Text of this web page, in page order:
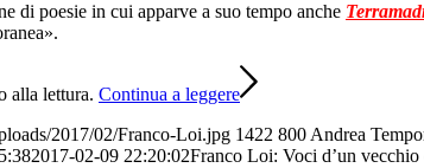
di poesie in cui apparve a suo tempo anche
alla lettura. Continua a leggere
2017/02/Franco-Loi.jpg 1422 800 Andrea
2017-02-09 22:20:02Franco Loi: Voci d’un vecchio